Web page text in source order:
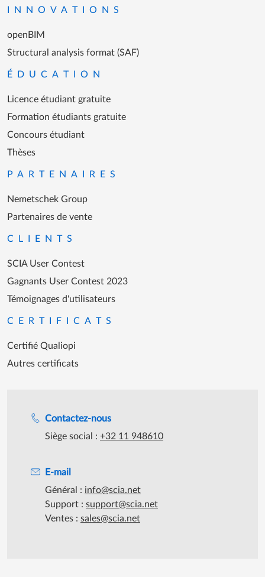
Contactez-nous
Siège social : +32 11 948610
E-mail
Général : info@scia.net
Support : support@scia.net
Ventes : sales@scia.net
INNOVATIONS
openBIM
Structural analysis format (SAF)
ÉDUCATION
Licence étudiant gratuite
Formation étudiants gratuite
Concours étudiant
Thèses
PARTENAIRES
Nemetschek Group
Partenaires de vente
CLIENTS
SCIA User Contest
Gagnants User Contest 2023
Témoignages d'utilisateurs
CERTIFICATS
Certifié Qualiopi
Autres certificats